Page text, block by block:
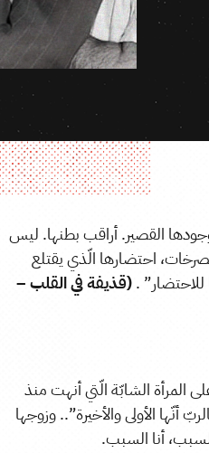
القصير. أراقب بطنها. ليس
احتضارها الّذي يقتلع
.(قذيفة في القلب –
المرأة الشابّة الّتي أنهت منذ
أنّها الأولى والأخيرة”.. وزوجها
أنا السبب.